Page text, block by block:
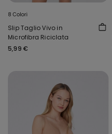
8 Colori
Slip Taglio Vivo in
Microfibra Riciclata
5,99 €